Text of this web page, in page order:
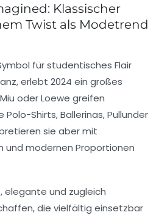
Klassischer
Twist als Modetrend
für studentisches Flair
erlebt 2024 ein großes
oder Loewe greifen
Polo-Shirts, Ballerinas, Pullunder
sie aber mit
modernen Proportionen
elegante und zugleich
die vielfältig einsetzbar